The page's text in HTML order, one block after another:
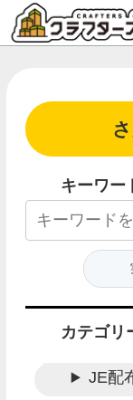
キーワー
カテゴリ
JE配